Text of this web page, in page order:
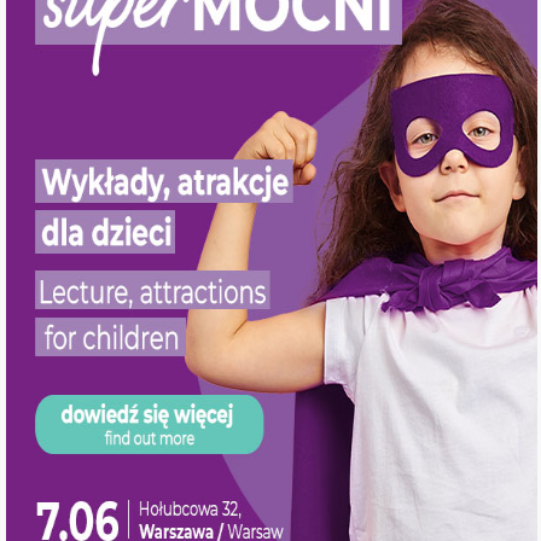
WordPress.org
Jednostki chorobowe
Zabiegi
Polityka prywatności
Informacje dla pacjenta
Pliki do pobrania
Formy finansowania
Fundacje i stowarzyszenia
Cennik
Kontakt
Paley European Institute